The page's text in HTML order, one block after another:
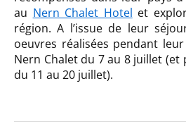
au Nern Chalet Hotel et
région. A l’issue de leur
oeuvres réalisées pendant
Nern Chalet du 7 au 8 juillet (et
du 11 au 20 juillet).